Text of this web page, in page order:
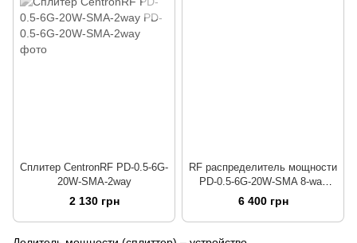
Сплитер CentronRF PD-0.5-6G-
20W-SMA-2way
2 130 грн
RF распределитель мощности
PD-0.5-6G-20W-SMA 8-way
0.5-6 GHz
6 400 грн